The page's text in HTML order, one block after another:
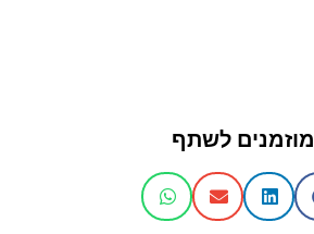
מוזמנים לשתף